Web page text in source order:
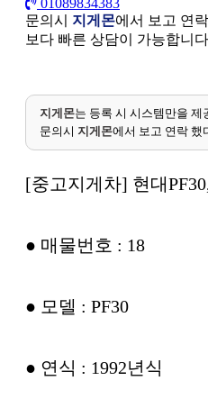
문의시 지게몬에서 보고 연
보다 빠른 상담이 가능합니
지게몬는 등록 시 시스템만을 제
문의시 지게몬에서 보고 연락 했
[중고지게차] 현대
● 매물번호 : 18
● 모델 : PF30
● 연식 : 1992년식